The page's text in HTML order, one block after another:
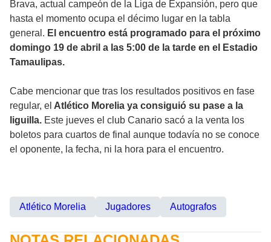
Brava, actual campeón de la Liga de Expansión, pero que
hasta el momento ocupa el décimo lugar en la tabla
general. El encuentro está programado para el próximo
domingo 19 de abril a las 5:00 de la tarde en el Estadio
Tamaulipas.
Cabe mencionar que tras los resultados positivos en fase
regular, el Atlético Morelia ya consiguió su pase a la
liguilla. Este jueves el club Canario sacó a la venta los
boletos para cuartos de final aunque todavía no se conoce
el oponente, la fecha, ni la hora para el encuentro.
Atlético Morelia Jugadores Autografos